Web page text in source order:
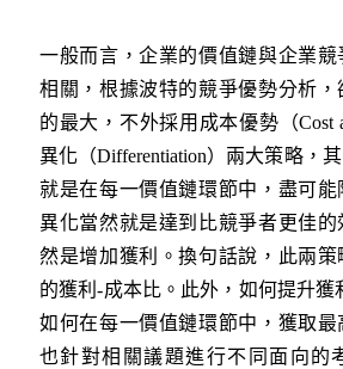
一般而言，企業的價值鏈與企業競
相關，根據波特的競爭優勢分析，
的最大，不外採用成本優勢（Cost
異化（Differentiation）兩大策略，
就是在每一價值鏈環節中，盡可
異化當然就是達到比競爭者更佳的
然是增加獲利。換句話說，此兩策
的獲利-成本比。此外，如何提升獲
如何在每一價值鏈環節中，獲取
也針對相關議題進行不同面向的